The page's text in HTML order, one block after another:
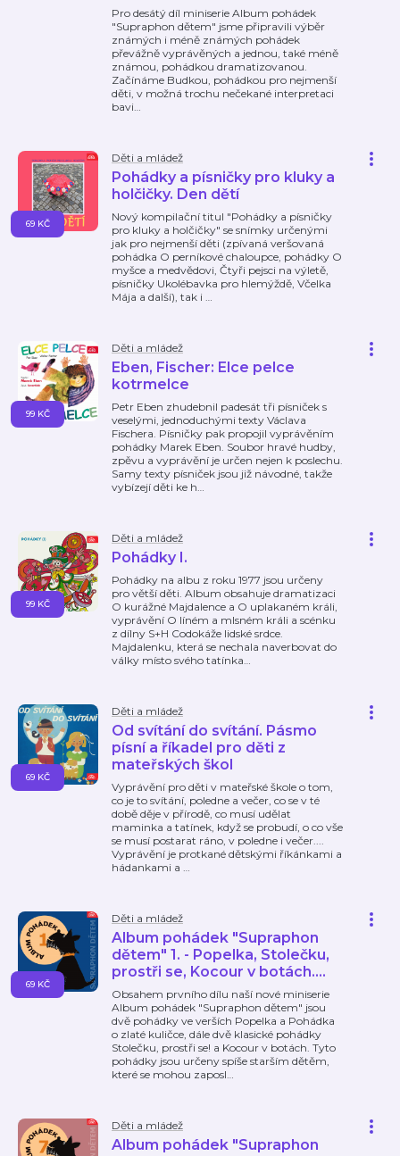
Pro desátý díl miniserie Album pohádek
"Supraphon dětem" jsme připravili výběr
známých i méně známých pohádek
převážně vyprávěných a jednou, také méně
známou, pohádkou dramatizovanou.
Začínáme Budkou, pohádkou pro nejmenší
děti, v možná trochu nečekané interpretaci
bavi…
Děti a mládež
Pohádky a písničky pro kluky a
holčičky. Den dětí
Nový kompilační titul "Pohádky a písničky
pro kluky a holčičky" se snímky určenými
jak pro nejmenší děti (zpívaná veršovaná
pohádka O perníkové chaloupce, pohádky O
myšce a medvědovi, Čtyři pejsci na výletě,
písničky Ukolébavka pro hlemýždě, Včelka
Mája a další), tak i …
69 KČ
Děti a mládež
Eben, Fischer: Elce pelce
kotrmelce
Petr Eben zhudebnil padesát tři písniček s
veselými, jednoduchými texty Václava
Fischera. Písničky pak propojil vyprávěním
pohádky Marek Eben. Soubor hravé hudby,
zpěvu a vyprávění je určen nejen k poslechu.
Samy texty písniček jsou již návodné, takže
vybízejí děti ke h…
99 KČ
Děti a mládež
Pohádky I.
Pohádky na albu z roku 1977 jsou určeny
pro větší děti. Album obsahuje dramatizaci
O kurážné Majdalence a O uplakaném králi,
vyprávění O líném a mlsném králi a scénku
z dílny S+H Codokáže lidské srdce.
Majdalenku, která se nechala naverbovat do
války místo svého tatínka…
99 KČ
Děti a mládež
Od svítání do svítání. Pásmo
písní a říkadel pro děti z
mateřských škol
Vyprávění pro děti v mateřské škole o tom,
co je to svítání, poledne a večer, co se v té
době děje v přírodě, co musí udělat
maminka a tatínek, když se probudí, o co vše
se musí postarat ráno, v poledne i večer....
Vyprávění je protkané dětskými říkánkami a
hádankami a …
69 KČ
Děti a mládež
Album pohádek "Supraphon
dětem" 1. - Popelka, Stolečku,
prostři se, Kocour v botách....
Obsahem prvního dílu naší nové miniserie
Album pohádek "Supraphon dětem" jsou
dvě pohádky ve verších Popelka a Pohádka
o zlaté kuličce, dále dvě klasické pohádky
Stolečku, prostři se! a Kocour v botách. Tyto
pohádky jsou určeny spíše starším dětěm,
které se mohou zaposl…
69 KČ
Děti a mládež
Album pohádek "Supraphon